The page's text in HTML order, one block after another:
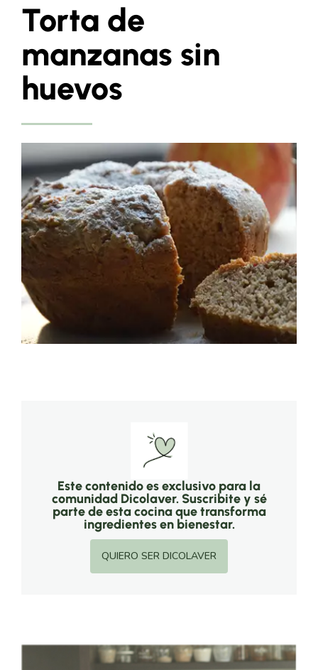
Torta de
manzanas sin
huevos
Este contenido es exclusivo para la
comunidad Dicolaver. Suscribite y sé
parte de esta cocina que transforma
ingredientes en bienestar.
QUIERO SER DICOLAVER